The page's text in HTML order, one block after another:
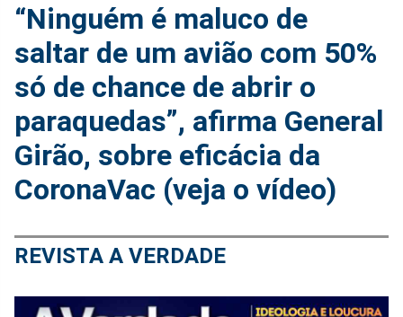
“Ninguém é maluco de
saltar de um avião com 50%
só de chance de abrir o
paraquedas”, afirma General
Girão, sobre eficácia da
CoronaVac (veja o vídeo)
REVISTA A VERDADE